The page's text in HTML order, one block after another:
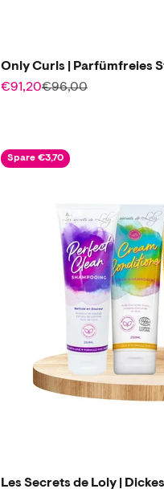
Only Curls | Parfümfreies
Angebot
€91,20Regulärer Preis
€96,00
Spare €3,70
Les Secrets de Loly |